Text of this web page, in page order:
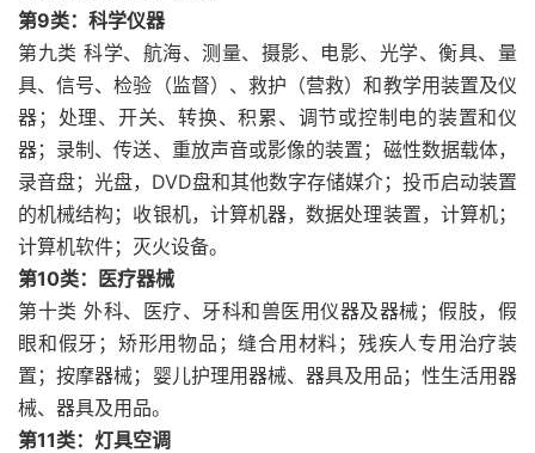
第9类：科学仪器
第九类 科学、航海、测量、摄影、电影、光学、衡具、量
具、信号、检验（监督）、救护（营救）和教学用装置及仪
器；处理、开关、转换、积累、调节或控制电的装置和仪
器；录制、传送、重放声音或影像的装置；磁性数据载体，
录音盘；光盘，DVD盘和其他数字存储媒介；投币启动装置
的机械结构；收银机，计算机器，数据处理装置，计算机；
计算机软件；灭火设备。
第10类：医疗器械
第十类 外科、医疗、牙科和兽医用仪器及器械；假肢，假
眼和假牙；矫形用物品；缝合用材料；残疾人专用治疗装
置；按摩器械；婴儿护理用器械、器具及用品；性生活用器
械、器具及用品。
第11类：灯具空调